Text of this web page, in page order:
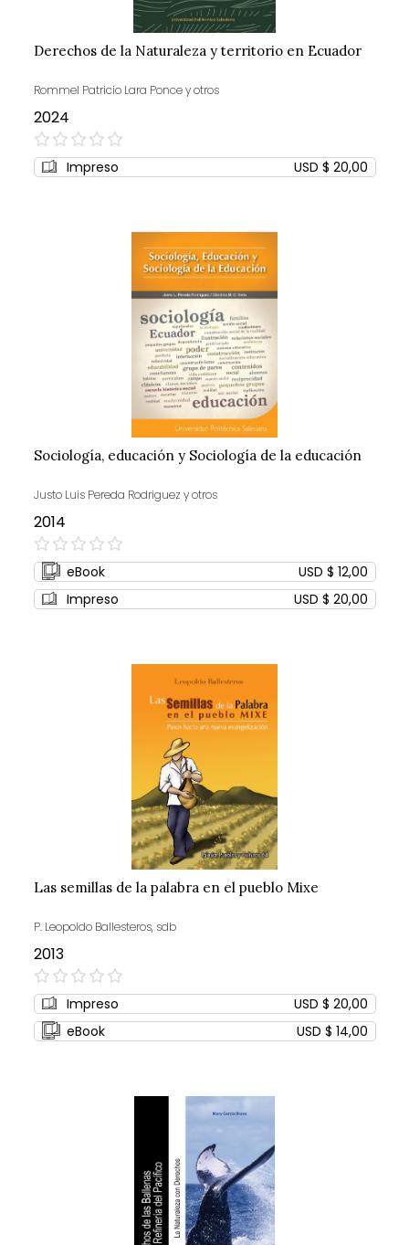
Derechos de la Naturaleza y territorio en Ecuador
Rommel Patricio Lara Ponce y otros
2024
0%
Impreso USD $ 20,00
Sociología, educación y Sociología de la educación
Justo Luis Pereda Rodriguez y otros
2014
0%
eBook
USD $ 12,00
Impreso
USD $ 20,00
Las semillas de la palabra en el pueblo Mixe
P. Leopoldo Ballesteros, sdb
2013
0%
Impreso
USD $ 20,00
eBook
USD $ 14,00